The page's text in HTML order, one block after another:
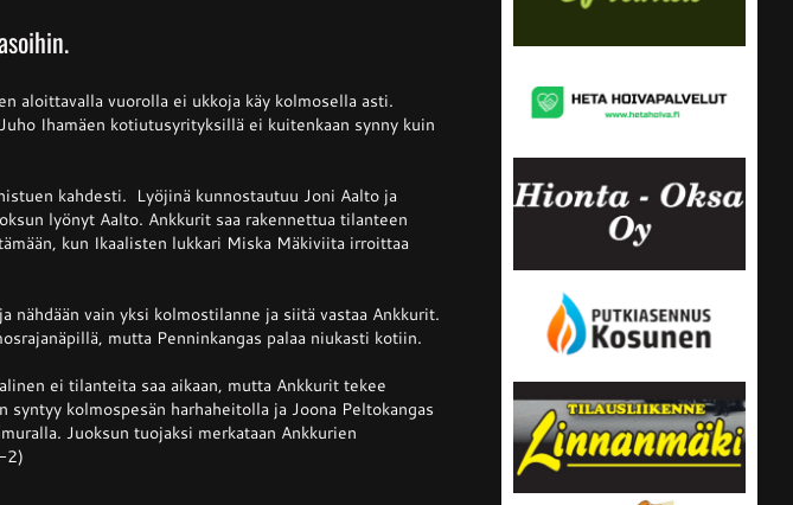
aloittavalla vuorolla ei ukkoja käy kolmosella asti.
Ihamäen kotiutusyrityksillä ei kuitenkaan synny kuin
kahdesti. Lyöjinä kunnostautuu Joni Aalto ja
lyönyt Aalto. Ankkurit saa rakennettua tilanteen
kun Ikaalisten lukkari Miska Mäkiviita irroittaa
vain yksi kolmostilanne ja siitä vastaa Ankkurit.
mutta Penninkangas palaa niukasti kotiin.
ei tilanteita saa aikaan, mutta Ankkurit tekee
kolmospesän harhaheitolla ja Joona Peltokangas
Juoksun tuojaksi merkataan Ankkurien
2)